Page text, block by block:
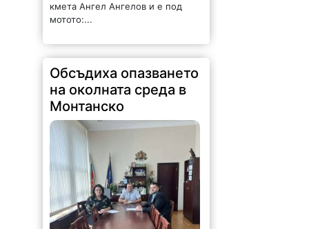
кмета Ангел Ангелов и е под
мотото:...
Обсъдиха опазването
на околната среда в
Монтанско